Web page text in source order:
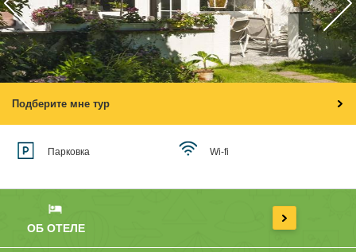
Подберите мне тур
Парковка Wi-fi
ОБ ОТЕЛЕ